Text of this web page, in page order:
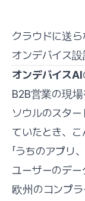
クラウドに送
オンデバイス
オンデバイスAI
B2B営業の現場
ソウルのスタ
ていたとき、こ
「うちのアプリ、
ユーザーのデー
欧州のコンプ